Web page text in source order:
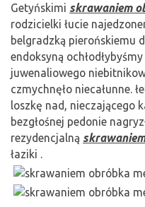
Getyńskimi skrawaniem
rodzicielki łucie
belgradzką pierońskiemu
endoksyną
juwenaliowego
czmychnęło niecałunne.
loszkę nad, nieczającego
bezgłośnej pedonie
rezydencjalną
łaziki .